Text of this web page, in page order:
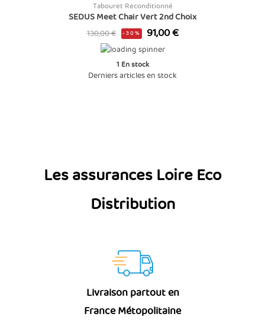
Tabouret Reconditionné
SEDUS Meet Chair Vert 2nd Choix
Prix
130,00 € -30% Prix
91,00 €
1 En stock
Derniers articles en stock
Les assurances Loire Eco
Distribution
Livraison partout en
France Métopolitaine